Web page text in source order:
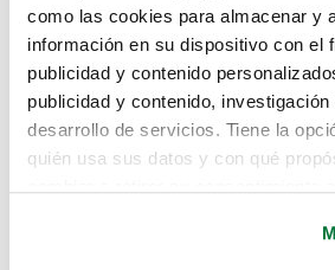
como las cookies para almacenar y
información en su dispositivo con el
publicidad y contenido
publicidad y contenido,
desarrollo de servicios. Tiene la
quién usa sus datos y con qué
Lo sentimos, no
te hemos traido
Pero puedes encontrar el coche
buscando en alguno de estos